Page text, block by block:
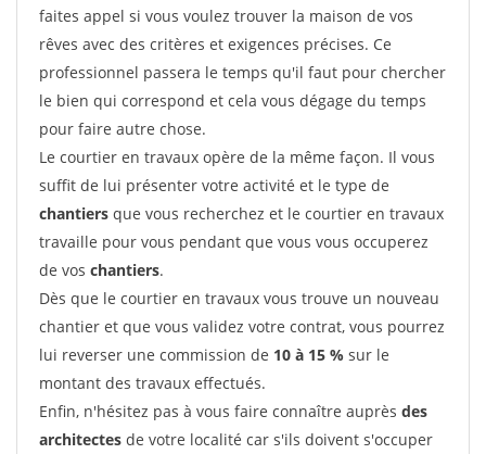
faites appel si vous voulez trouver la maison de vos
rêves avec des critères et exigences précises. Ce
professionnel passera le temps qu'il faut pour chercher
le bien qui correspond et cela vous dégage du temps
pour faire autre chose.
Le courtier en travaux opère de la même façon. Il vous
suffit de lui présenter votre activité et le type de
chantiers que vous recherchez et le courtier en travaux
travaille pour vous pendant que vous vous occuperez
de vos chantiers.
Dès que le courtier en travaux vous trouve un nouveau
chantier et que vous validez votre contrat, vous pourrez
lui reverser une commission de 10 à 15 % sur le
montant des travaux effectués.
Enfin, n'hésitez pas à vous faire connaître auprès des
architectes de votre localité car s'ils doivent s'occuper